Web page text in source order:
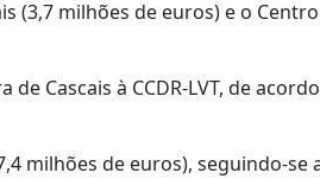
(3,7 milhões de euros) e o
Cascais à CCDR-LVT, de
milhões de euros), seguindo-se